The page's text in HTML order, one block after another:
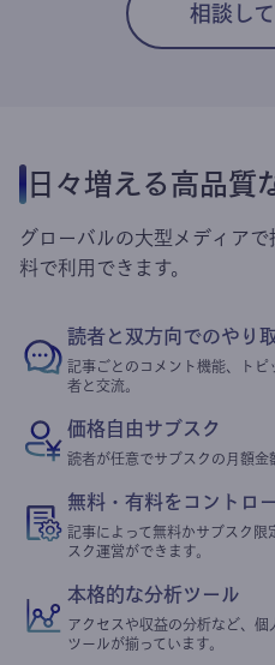
相談し
日々増える高品質
グローバルの大型メディア
料で利用できます。
読者と双方向でのやり
記事ごとのコメント機能、ト
者と交流。
価格自由サブスク
読者が任意でサブスクの月額金
無料・有料をコントロ
記事によって無料かサブスク限
スク運営ができます。
本格的な分析ツール
アクセスや収益の分析など、
ツールが揃っています。